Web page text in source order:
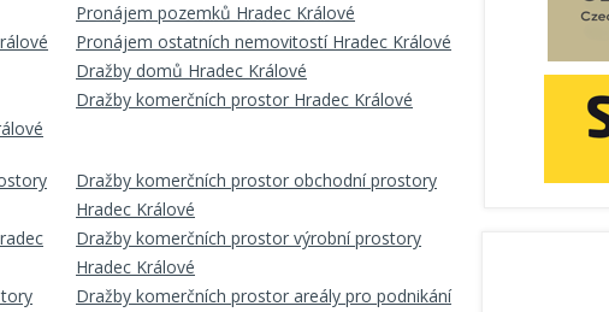
Pronájem pozemků Hradec Králové
Pronájem ostatních nemovitostí Hradec Králové
Dražby domů Hradec Králové
Dražby komerčních prostor Hradec Králové
Dražby komerčních prostor obchodní prostory
Hradec Králové
Dražby komerčních prostor výrobní prostory
Hradec Králové
Dražby komerčních prostor areály pro podnikání